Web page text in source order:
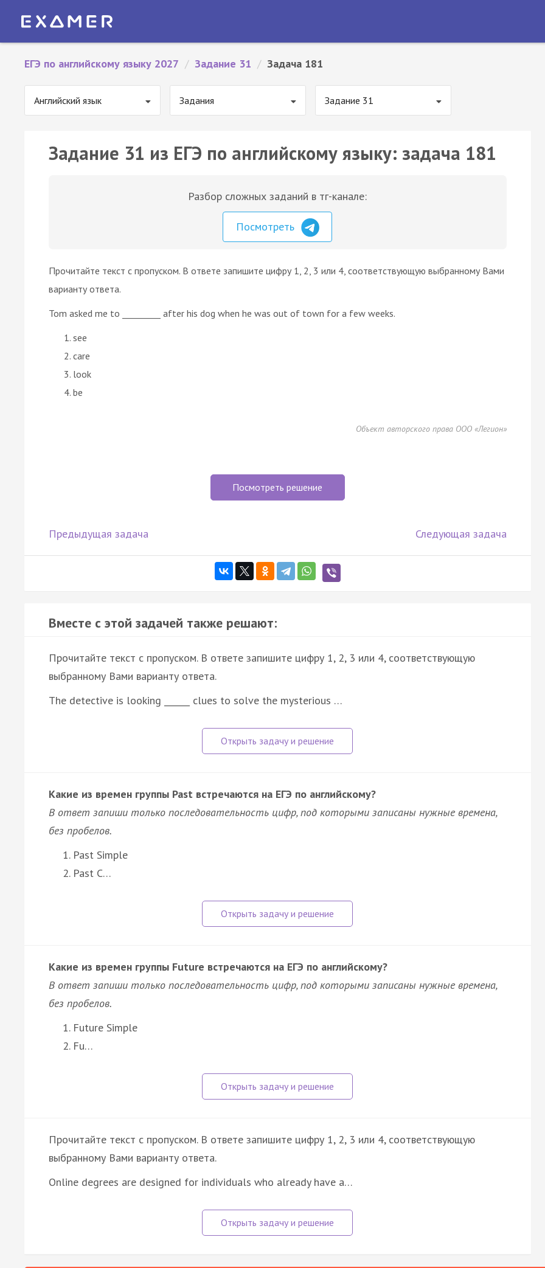
ЕГЭ по английскому языку 2027 / Задание 31 / Задача 181
Английский язык Задания Задание 31
Задание 31 из ЕГЭ по английскому языку: задача 181
Разбор сложных заданий в тг-канале:
Посмотреть
Прочитайте текст с пропуском. В ответе запишите цифру 1, 2, 3 или 4, соответствующую выбранному Вами
варианту ответа.
Tom asked me to _________ after his dog when he was out of town for a few weeks.
see
care
look
be
Объект авторского права ООО «Легион»
Посмотреть решение
Предыдущая задача Следующая задача
Вместе с этой задачей также решают:
Прочитайте текст с пропуском. В ответе запишите цифру 1, 2, 3 или 4, соответствующую
выбранному Вами варианту ответа.
The detective is looking ______ clues to solve the mysterious …
Какие из времен группы Past встречаются на ЕГЭ по английскому?
В ответ запиши только последовательность цифр, под которыми записаны нужные времена,
без пробелов.
Past Simple
Past C…
Какие из времен группы Future встречаются на ЕГЭ по английскому?
В ответ запиши только последовательность цифр, под которыми записаны нужные времена,
без пробелов.
Future Simple
Fu…
Прочитайте текст с пропуском. В ответе запишите цифру 1, 2, 3 или 4, соответствующую
выбранному Вами варианту ответа.
Online degrees are designed for individuals who already have a…